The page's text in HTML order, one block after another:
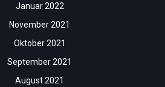
Januar 2022
November 2021
Oktober 2021
September 2021
August 2021